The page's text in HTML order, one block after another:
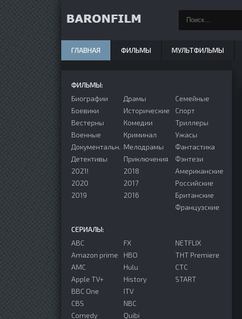
ФИЛЬМЫ:
Биографии
Боевики
Вестерны
Военные
Документальн.
Детективы
2021!
2020
2019
Драмы
Исторические
Комедии
Криминал
Мелодрамы
Приключения
2018
2017
2016
Семейные
Спорт
Триллеры
Ужасы
Фантастика
Фэнтези
Американские
Российские
Британские
Французские
СЕРИАЛЫ:
ABC
Amazon prime
AMC
Apple TV+
BBC One
CBS
Comedy
FX
HBO
Hulu
History
ITV
NBC
Quibi
NETFLIX
ТНТ Premiere
СТС
START
ГЛАВНАЯ ФИЛЬМЫ МУЛЬТФИЛЬМЫ